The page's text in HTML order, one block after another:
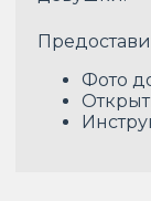
Фото